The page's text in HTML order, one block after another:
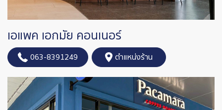
เอแพค เอกมัย คอนเนอร์
063-8391249 ตำแหน่งร้าน